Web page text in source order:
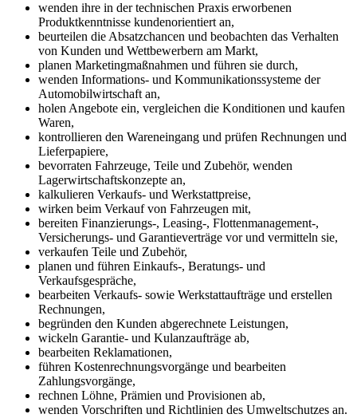
wenden ihre in der technischen Praxis erworbenen
Produktkenntnisse kundenorientiert an,
beurteilen die Absatzchancen und beobachten das Verhalten
von Kunden und Wettbewerbern am Markt,
planen Marketingmaßnahmen und führen sie durch,
wenden Informations- und Kommunikationssysteme der
Automobilwirtschaft an,
holen Angebote ein, vergleichen die Konditionen und kaufen
Waren,
kontrollieren den Wareneingang und prüfen Rechnungen und
Lieferpapiere,
bevorraten Fahrzeuge, Teile und Zubehör, wenden
Lagerwirtschaftskonzepte an,
kalkulieren Verkaufs- und Werkstattpreise,
wirken beim Verkauf von Fahrzeugen mit,
bereiten Finanzierungs-, Leasing-, Flottenmanagement-,
Versicherungs- und Garantieverträge vor und vermitteln sie,
verkaufen Teile und Zubehör,
planen und führen Einkaufs-, Beratungs- und
Verkaufsgespräche,
bearbeiten Verkaufs- sowie Werkstattaufträge und erstellen
Rechnungen,
begründen den Kunden abgerechnete Leistungen,
wickeln Garantie- und Kulanzaufträge ab,
bearbeiten Reklamationen,
führen Kostenrechnungsvorgänge und bearbeiten
Zahlungsvorgänge,
rechnen Löhne, Prämien und Provisionen ab,
wenden Vorschriften und Richtlinien des Umweltschutzes an.